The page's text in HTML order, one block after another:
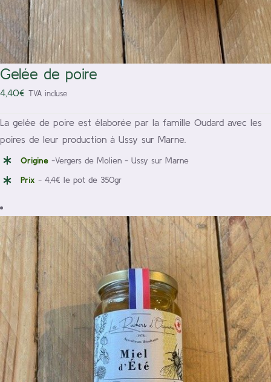
Gelée de poire
4,40€ TVA incluse
La gelée de poire est élaborée par la famille Oudard avec les
poires de leur production à Ussy sur Marne.
Origine-Vergers de Molien - Ussy sur Marne
Prix - 4,4€ le pot de 350gr
Ajouter au panier Détails